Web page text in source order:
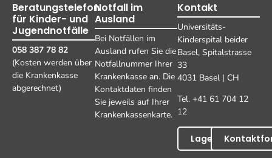
Beratungstelefon
für Kinder- und
Jugendnotfälle
058 387 78 82
(Kosten werden über
die Krankenkasse
abgerechnet)
Notfall im
Ausland
Bei Notfällen im
Ausland rufen Sie die
Notfallnummer Ihrer
Krankenkasse an. Die
Kontaktdaten finden
Sie jeweils auf Ihrer
Krankenkassenkarte.
Kontakt
Universitäts-
Kinderspital beider
Basel, Spitalstrasse
33
4031 Basel | CH
Tel. +41 61 704 12
12
Lageplan